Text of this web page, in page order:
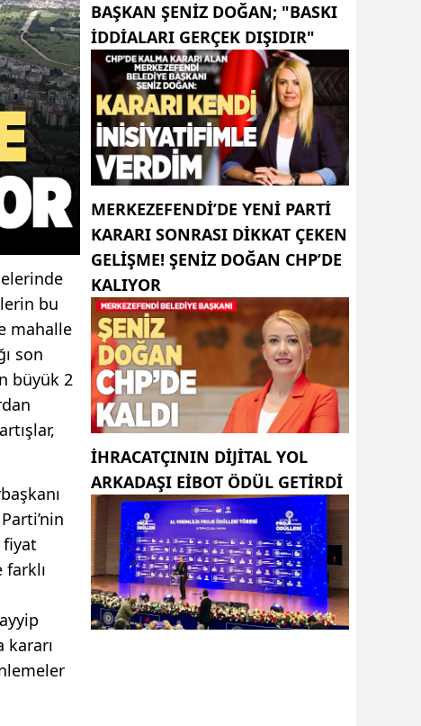
bu
mahalle
son
büyük 2
fiyat
kararı
BAŞKAN ŞENIZ DOĞAN; "BASKI
IDDIALARI GERÇEK DIŞIDIR"
MERKEZEFENDI’DE YENI PARTI
KARARI SONRASI DIKKAT ÇEKEN
GELIŞME! ŞENIZ DOĞAN CHP’DE
KALIYOR
İHRACATÇININ DIJITAL YOL
ARKADAŞI EIBOT ÖDÜL GETIRDI